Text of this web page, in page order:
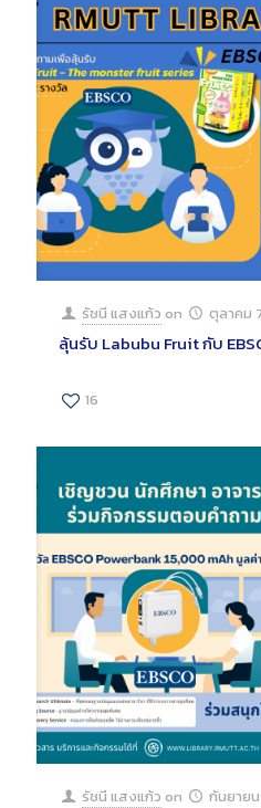
รัชนี แสงแก้ว on ตุลาคม
ลุ้นรับ Labubu Fruit กับ
16
รัชนี แสงแก้ว on กันยายน